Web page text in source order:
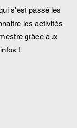
s'est passé les
les activités
grâce aux
!